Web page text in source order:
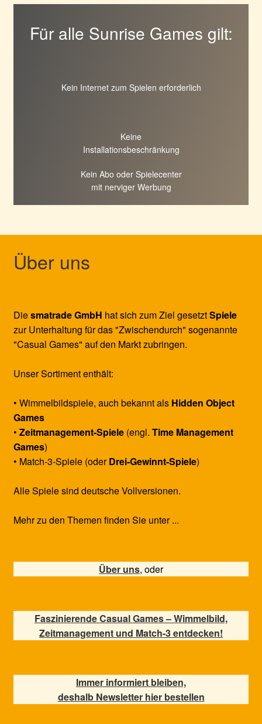
Für alle Sunrise Games gilt:
Kein Internet zum Spielen erforderlich
Keine
Installationsbeschränkung
Kein Abo oder Spielecenter
mit nerviger Werbung
Über uns
Diesmatrade GmbH hat sich zum Ziel gesetztSpiele
zur Unterhaltung für das "Zwischendurch" sogenannte
"Casual Games" auf den Markt zubringen.
Unser Sortiment enthält:
• Wimmelbildspiele, auch bekannt als Hidden Object
Games
• Zeitmanagement-Spiele(engl. Time Management
Games)
• Match-3-Spiele (oderDrei-Gewinnt-Spiele)
Alle Spiele sind deutsche Vollversionen.
Mehr zu den Themen finden Sie unter ...
Über uns, oder
Faszinierende Casual Games – Wimmelbild,
Zeitmanagement und Match-3 entdecken!
Immer informiert bleiben,
deshalb Newsletter hier bestellen